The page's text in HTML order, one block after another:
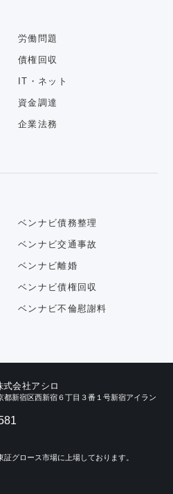
労働問題
債権回収
IT・ネット
資金調達
企業法務
ベンナビ債務整理
ベンナビ交通事故
ベンナビ離婚
ベンナビ債権回収
ベンナビ不倫慰謝料
会社アシロ
都新宿区西新宿６丁目３番１号新宿アイラン
グロース市場に上場しております。